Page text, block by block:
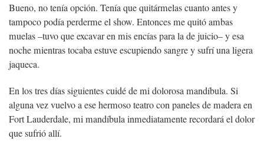
Bueno, no tenía opción. Tenía que quitármelas cuanto antes y
tampoco podía perderme el show. Entonces me quitó ambas
muelas –tuvo que excavar en mis encías para la de juicio– y esa
noche mientras tocaba estuve escupiendo sangre y sufrí una ligera
jaqueca.
En los tres días siguientes cuidé de mi dolorosa mandíbula. Si
alguna vez vuelvo a ese hermoso teatro con paneles de madera en
Fort Lauderdale, mi mandíbula inmediatamente recordará el dolor
que sufrió allí.